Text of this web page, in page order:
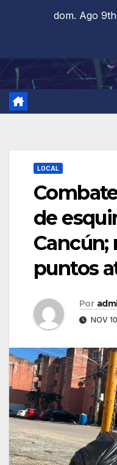
dom. Ago
LOCAL
de
Cancún;
puntos
Por
NOV